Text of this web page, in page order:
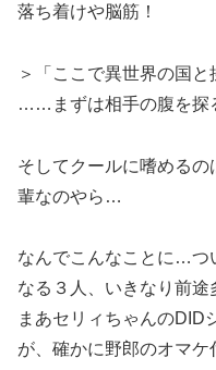
落ち着けや脳筋！
＞「ここで異世界の国と
……まずは相手の腹を探
そしてクールに嗜める
輩なのやら…
なんでこんなことに…つ
なる３人、いきなり前
まあセリィちゃんのDID
が、確かに野郎のオマ